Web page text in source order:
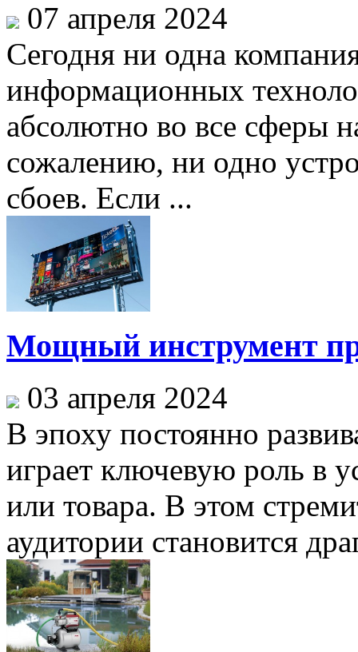
07 апреля 2024
Сегодня ни одна
информационных
абсолютно во все сферы
сожалению, ни одно
сбоев. Если ...
Мощный инструмент
03 апреля 2024
В эпоху постоянно
играет ключевую роль в
или товара. В этом
аудитории становится